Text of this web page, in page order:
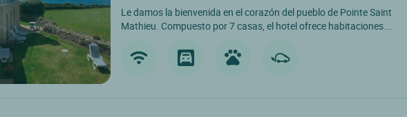
Le damos la bienvenida en el corazón del pueblo de Pointe Saint
Mathieu. Compuesto por 7 casas, el hotel ofrece habitaciones...